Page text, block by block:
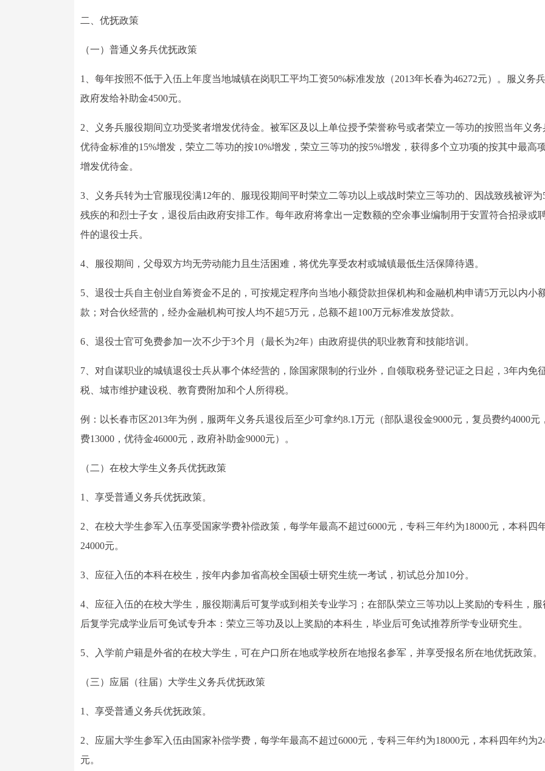
二、优抚政策
（一）普通义务兵优抚政策
1、每年按照不低于入伍上年度当地城镇在岗职工平均工资50%标准发放（2013年长春为46272元）。服义务
政府发给补助金4500元。
2、义务兵服役期间立功受奖者增发优待金。被军区及以上单位授予荣誉称号或者荣立一等功的按照当年义务
优待金标准的15%增发，荣立二等功的按10%增发，荣立三等功的按5%增发，获得多个立功项的按其中最高
增发优待金。
3、义务兵转为士官服现役满12年的、服现役期间平时荣立二等功以上或战时荣立三等功的、因战致残被评为
残疾的和烈士子女，退役后由政府安排工作。每年政府将拿出一定数额的空余事业编制用于安置符合招录或
件的退役士兵。
4、服役期间，父母双方均无劳动能力且生活困难，将优先享受农村或城镇最低生活保障待遇。
5、退役士兵自主创业自筹资金不足的，可按规定程序向当地小额贷款担保机构和金融机构申请5万元以内小
款；对合伙经营的，经办金融机构可按人均不超5万元，总额不超100万元标准发放贷款。
6、退役士官可免费参加一次不少于3个月（最长为2年）由政府提供的职业教育和技能培训。
7、对自谋职业的城镇退役士兵从事个体经营的，除国家限制的行业外，自领取税务登记证之日起，3年内免
税、城市维护建设税、教育费附加和个人所得税。
例：以长春市区2013年为例，服两年义务兵退役后至少可拿约8.1万元（部队退役金9000元，复员费约4000元
费13000，优待金46000元，政府补助金9000元）。
（二）在校大学生义务兵优抚政策
1、享受普通义务兵优抚政策。
2、在校大学生参军入伍享受国家学费补偿政策，每学年最高不超过6000元，专科三年约为18000元，本科四
24000元。
3、应征入伍的本科在校生，按年内参加省高校全国硕士研究生统一考试，初试总分加10分。
4、应征入伍的在校大学生，服役期满后可复学或到相关专业学习；在部队荣立三等功以上奖励的专科生，服
后复学完成学业后可免试专升本：荣立三等功及以上奖励的本科生，毕业后可免试推荐所学专业研究生。
5、入学前户籍是外省的在校大学生，可在户口所在地或学校所在地报名参军，并享受报名所在地优抚政策。
（三）应届（往届）大学生义务兵优抚政策
1、享受普通义务兵优抚政策。
2、应届大学生参军入伍由国家补偿学费，每学年最高不超过6000元，专科三年约为18000元，本科四年约为
元。